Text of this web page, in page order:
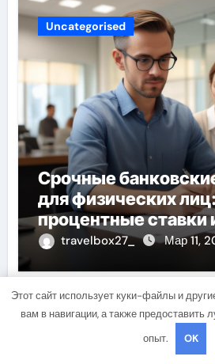
Uncategorised
Срочные
для физических
процентные ставки
открытия
travelbox27_ Мар 11,
Этот сайт использует куки-файлы и
вам в навигации, а также предоставить
опыт.
OK